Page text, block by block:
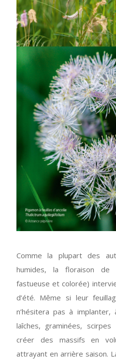
Comme la plupart des
humides, la floraison de
fastueuse et colorée)
d’été. Même si leur
n’hésitera pas à
laîches, graminées,
créer des massifs en
attrayant en arrière saison.